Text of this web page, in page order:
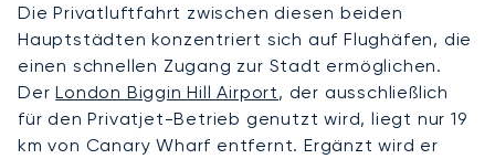
Die Privatluftfahrt zwischen diesen beiden
Hauptstädten konzentriert sich auf Flughäfen, die
einen schnellen Zugang zur Stadt ermöglichen.
DerLondon Biggin Hill Airport, der ausschließlich
für den Privatjet-Betrieb genutzt wird, liegt nur 19
km von Canary Wharf entfernt. Ergänzt wird er